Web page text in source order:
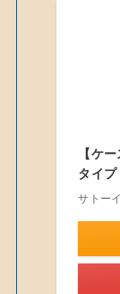
【ケ
タイ
サトー